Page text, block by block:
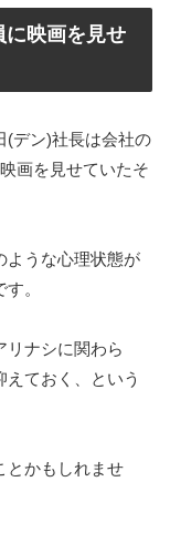
に映画を見せ
(デン)社長は会社の
画を見せていたそ
ような心理状態が
。
リナシに関わら
ておく、という
とかもしれませ